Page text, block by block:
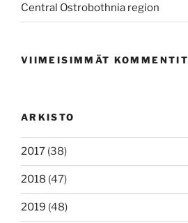
Central Ostrobothnia region
VIIMEISIMMÄT KOMMENTIT
ARKISTO
2017 (38)
2018 (47)
2019 (48)